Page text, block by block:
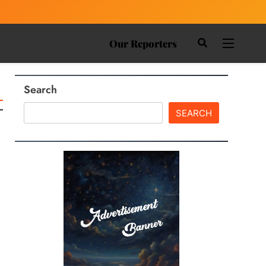
Our Reporters
Search
SEARCH